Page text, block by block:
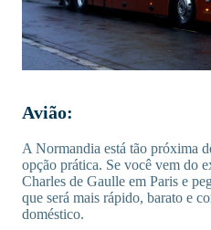
Avião:
A Normandia está tão próxima
opção prática. Se você vem do
Charles de Gaulle em Paris e
que será mais rápido, barato e
doméstico.